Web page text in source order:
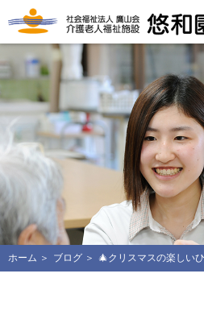
ホーム ブログ 🎄クリスマスの楽しい